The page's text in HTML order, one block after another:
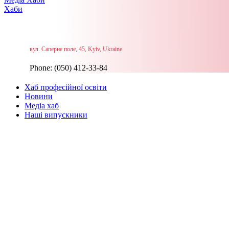
Хаби
вул. Саперне поле, 45, Kyiv, Ukraine
Phone: (050) 412-33-84
Хаб професійної освіти
Новини
Медіа хаб
Наші випускники